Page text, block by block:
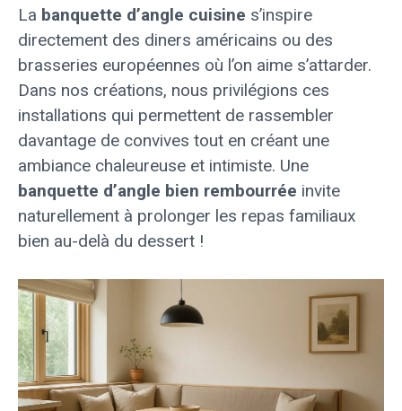
La banquette d’angle cuisine s’inspire
directement des diners américains ou des
brasseries européennes où l’on aime s’attarder.
Dans nos créations, nous privilégions ces
installations qui permettent de rassembler
davantage de convives tout en créant une
ambiance chaleureuse et intimiste. Une
banquette d’angle bien rembourrée invite
naturellement à prolonger les repas familiaux
bien au-delà du dessert !